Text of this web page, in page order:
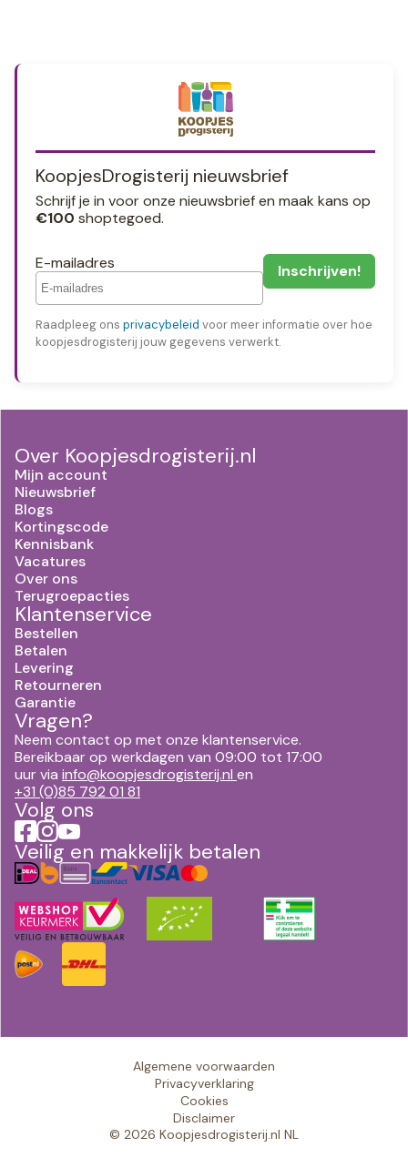
KoopjesDrogisterij nieuwsbrief
Schrijf je in voor onze nieuwsbrief en maak kans op
€100 shoptegoed.
E-mailadres
Raadpleeg ons privacybeleid voor meer informatie over hoe
koopjesdrogisterij jouw gegevens verwerkt.
Over Koopjesdrogisterij.nl
Mijn account
Nieuwsbrief
Blogs
Kortingscode
Kennisbank
Vacatures
Over ons
Terugroepacties
Klantenservice
Bestellen
Betalen
Levering
Retourneren
Garantie
Vragen?
Neem contact op met onze klantenservice.
Bereikbaar op werkdagen van 09:00 tot 17:00
uur via info@koopjesdrogisterij.nl en
+31 (0)85 792 01 81
Volg ons
Veilig en makkelijk betalen
© 2026 Koopjesdrogisterij.nl NL
Algemene voorwaarden
Privacyverklaring
Cookies
Disclaimer